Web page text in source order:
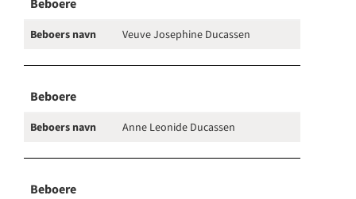
Beboere
Beboers navn Veuve Josephine Ducassen
Beboere
Beboers navn Anne Leonide Ducassen
Beboere